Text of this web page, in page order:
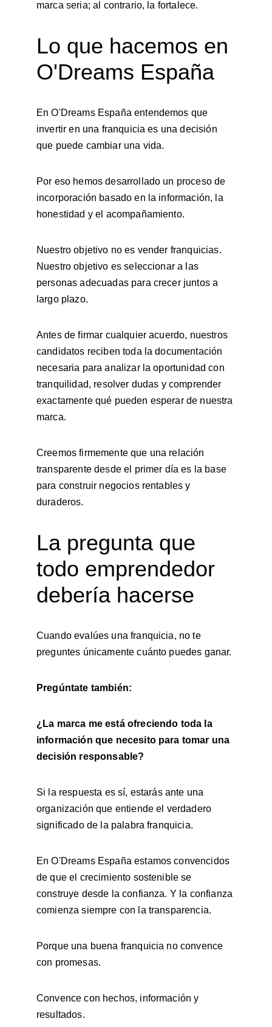
marca seria; al contrario, la fortalece.
Lo que hacemos en
O'Dreams España
En O'Dreams España entendemos que
invertir en una franquicia es una decisión
que puede cambiar una vida.
Por eso hemos desarrollado un proceso de
incorporación basado en la información, la
honestidad y el acompañamiento.
Nuestro objetivo no es vender franquicias.
Nuestro objetivo es seleccionar a las
personas adecuadas para crecer juntos a
largo plazo.
Antes de firmar cualquier acuerdo, nuestros
candidatos reciben toda la documentación
necesaria para analizar la oportunidad con
tranquilidad, resolver dudas y comprender
exactamente qué pueden esperar de nuestra
marca.
Creemos firmemente que una relación
transparente desde el primer día es la base
para construir negocios rentables y
duraderos.
La pregunta que
todo emprendedor
debería hacerse
Cuando evalúes una franquicia, no te
preguntes únicamente cuánto puedes ganar.
Pregúntate también:
¿La marca me está ofreciendo toda la
información que necesito para tomar una
decisión responsable?
Si la respuesta es sí, estarás ante una
organización que entiende el verdadero
significado de la palabra franquicia.
En O'Dreams España estamos convencidos
de que el crecimiento sostenible se
construye desde la confianza. Y la confianza
comienza siempre con la transparencia.
Porque una buena franquicia no convence
con promesas.
Convence con hechos, información y
resultados.